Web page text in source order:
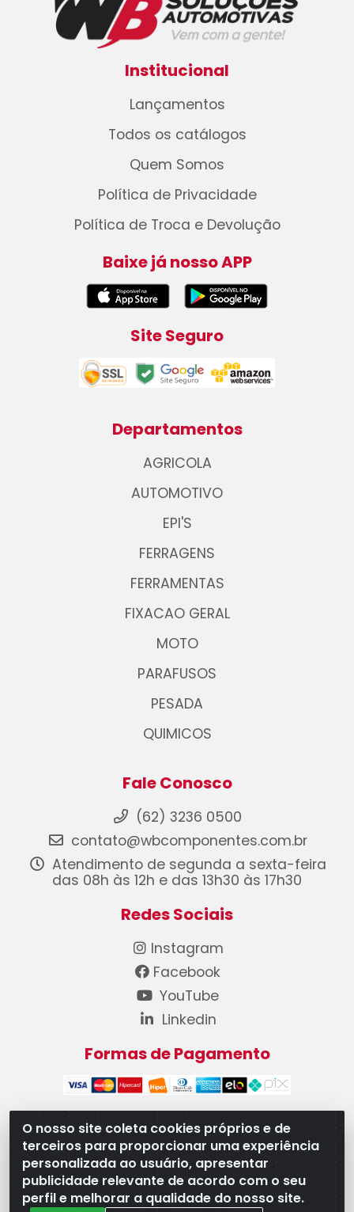
O nosso site coleta cookies próprios e de
terceiros para proporcionar uma experiência
personalizada ao usuário, apresentar
publicidade relevante de acordo com o seu
perfil e melhorar a qualidade do nosso site.
Institucional
Lançamentos
Todos os catálogos
Quem Somos
Política de Privacidade
Política de Troca e Devolução
Baixe já nosso APP
Site Seguro
Departamentos
AGRICOLA
AUTOMOTIVO
EPI'S
FERRAGENS
FERRAMENTAS
FIXACAO GERAL
MOTO
PARAFUSOS
PESADA
QUIMICOS
Fale Conosco
(62) 3236 0500
contato@wbcomponentes.com.br
Atendimento de segunda a sexta-feira
das 08h às 12h e das 13h30 às 17h30
Redes Sociais
Instagram
Facebook
YouTube
Linkedin
Formas de Pagamento
WB Componentes Automotivos LTDA - CNPJ
08.528.393/0001-12 - Rua do Níquel, 667 - Parque
Oeste Industrial, Goiânia/GO - CEP 74375-660